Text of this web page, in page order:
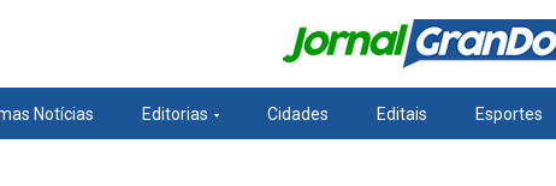
Notícias Editorias Cidades Editais Esportes